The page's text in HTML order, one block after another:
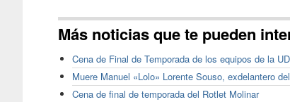
Más noticias que te pueden
Cena de Final de Temporada de los equipos de la
Muere Manuel «Lolo» Lorente Souso, exdelantero
Cena de final de temporada del Rotlet Molinar